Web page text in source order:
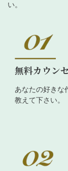
い。
無料カウン
あなたの好きな
教えて下さい。